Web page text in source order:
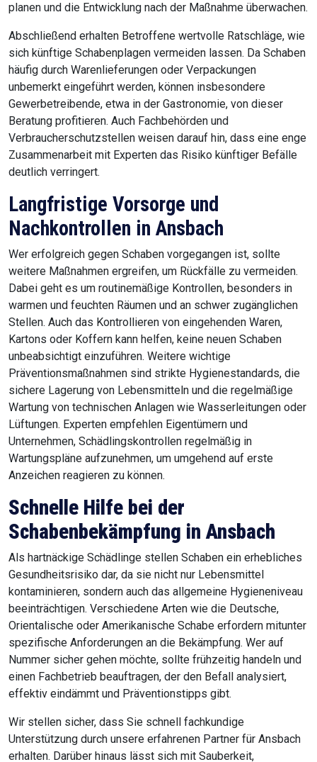
planen und die Entwicklung nach der Maßnahme überwachen.
Abschließend erhalten Betroffene wertvolle Ratschläge, wie
sich künftige Schabenplagen vermeiden lassen. Da Schaben
häufig durch Warenlieferungen oder Verpackungen
unbemerkt eingeführt werden, können insbesondere
Gewerbetreibende, etwa in der Gastronomie, von dieser
Beratung profitieren. Auch Fachbehörden und
Verbraucherschutzstellen weisen darauf hin, dass eine enge
Zusammenarbeit mit Experten das Risiko künftiger Befälle
deutlich verringert.
Langfristige Vorsorge und
Nachkontrollen in Ansbach
Wer erfolgreich gegen Schaben vorgegangen ist, sollte
weitere Maßnahmen ergreifen, um Rückfälle zu vermeiden.
Dabei geht es um routinemäßige Kontrollen, besonders in
warmen und feuchten Räumen und an schwer zugänglichen
Stellen. Auch das Kontrollieren von eingehenden Waren,
Kartons oder Koffern kann helfen, keine neuen Schaben
unbeabsichtigt einzuführen. Weitere wichtige
Präventionsmaßnahmen sind strikte Hygienestandards, die
sichere Lagerung von Lebensmitteln und die regelmäßige
Wartung von technischen Anlagen wie Wasserleitungen oder
Lüftungen. Experten empfehlen Eigentümern und
Unternehmen, Schädlingskontrollen regelmäßig in
Wartungspläne aufzunehmen, um umgehend auf erste
Anzeichen reagieren zu können.
Schnelle Hilfe bei der
Schabenbekämpfung in Ansbach
Als hartnäckige Schädlinge stellen Schaben ein erhebliches
Gesundheitsrisiko dar, da sie nicht nur Lebensmittel
kontaminieren, sondern auch das allgemeine Hygieneniveau
beeinträchtigen. Verschiedene Arten wie die Deutsche,
Orientalische oder Amerikanische Schabe erfordern mitunter
spezifische Anforderungen an die Bekämpfung. Wer auf
Nummer sicher gehen möchte, sollte frühzeitig handeln und
einen Fachbetrieb beauftragen, der den Befall analysiert,
effektiv eindämmt und Präventionstipps gibt.
Wir stellen sicher, dass Sie schnell fachkundige
Unterstützung durch unsere erfahrenen Partner für Ansbach
erhalten. Darüber hinaus lässt sich mit Sauberkeit,